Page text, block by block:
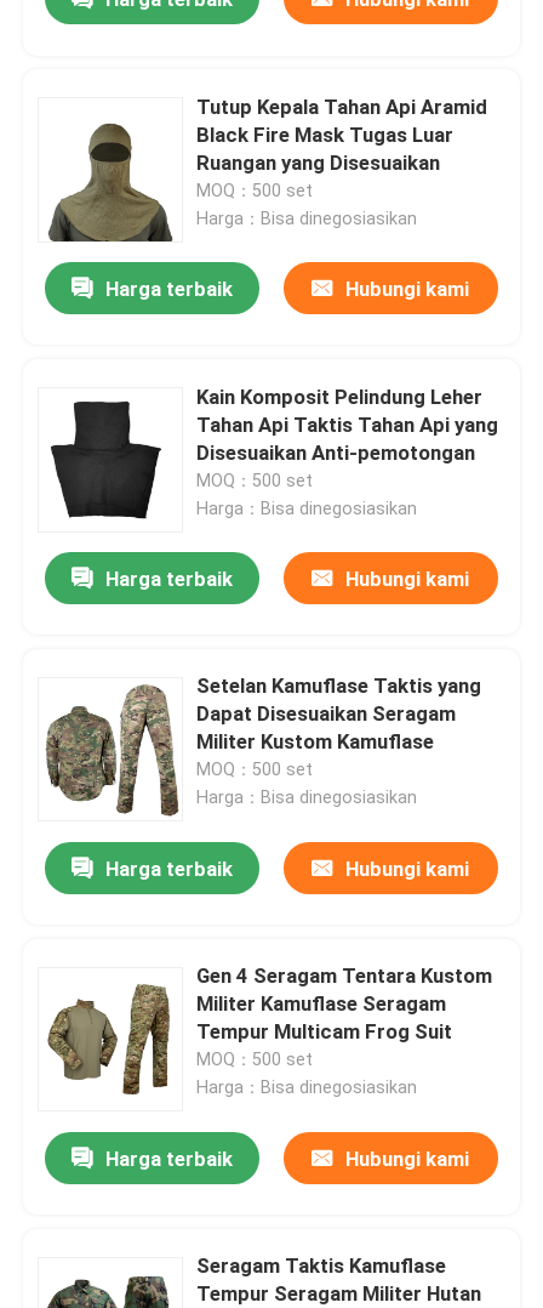
Tutup Kepala Tahan Api Aramid
Black Fire Mask Tugas Luar
Ruangan yang Disesuaikan
MOQ：500 set
Harga：Bisa dinegosiasikan
Harga terbaik Hubungi kami
Kain Komposit Pelindung Leher
Tahan Api Taktis Tahan Api yang
Disesuaikan Anti-pemotongan
MOQ：500 set
Harga：Bisa dinegosiasikan
Harga terbaik Hubungi kami
Setelan Kamuflase Taktis yang
Dapat Disesuaikan Seragam
Militer Kustom Kamuflase
MOQ：500 set
Harga：Bisa dinegosiasikan
Harga terbaik Hubungi kami
Gen 4 Seragam Tentara Kustom
Militer Kamuflase Seragam
Tempur Multicam Frog Suit
MOQ：500 set
Harga：Bisa dinegosiasikan
Harga terbaik Hubungi kami
Seragam Taktis Kamuflase
Tempur Seragam Militer Hutan